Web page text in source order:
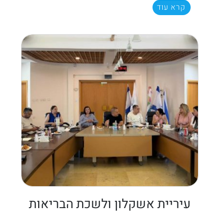
קרא עוד
עיריית אשקלון ולשכת הבריאות